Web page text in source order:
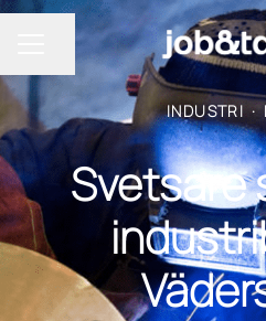
KARRIÄRMENY
Dela sidan
INDUSTRI ·
Svetsare